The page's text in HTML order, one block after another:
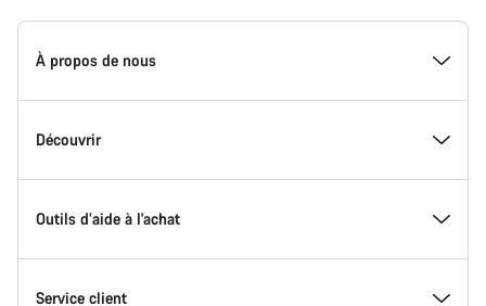
Page
d'accueil
Canyon
-
Canyon
À propos de nous
Inside Canyon
L'innovation chez Canyon
Canyon Factory Racing
Découvrir
Evénements
Trouver les emplacements Canyon
Outils d’aide à l'achat
Trouvez votre Modèle
Service client